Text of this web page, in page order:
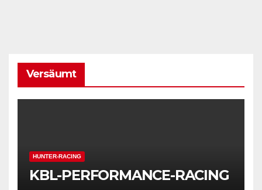
Versäumt
HUNTER-RACING
KBL-PERFORMANCE-RACING